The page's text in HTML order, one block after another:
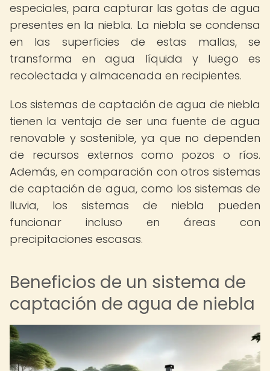
especiales, para capturar las gotas de agua
presentes en la niebla. La niebla se condensa
en las superficies de estas mallas, se
transforma en agua líquida y luego es
recolectada y almacenada en recipientes.
Los sistemas de captación de agua de niebla
tienen la ventaja de ser una fuente de agua
renovable y sostenible, ya que no dependen
de recursos externos como pozos o ríos.
Además, en comparación con otros sistemas
de captación de agua, como los sistemas de
lluvia, los sistemas de niebla pueden
funcionar incluso en áreas con
precipitaciones escasas.
Beneficios de un sistema de
captación de agua de niebla